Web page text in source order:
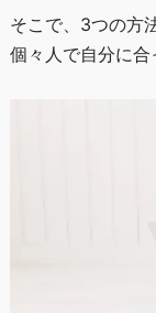
そこで、3つの方
個々人で自分に